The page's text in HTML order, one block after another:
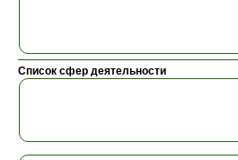
Список сфер деятельности